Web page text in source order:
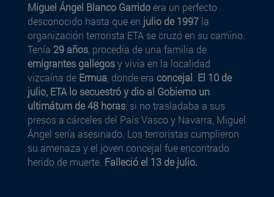
Miguel Ángel Blanco Garridoera un perfecto
desconocido hasta que en julio de 1997la
organización terrorista ETA se cruzó en su camino.
Tenía 29 años, procedía de una familia de
emigrantes gallegosy vivía en la localidad
vizcaína de Ermua , donde era concejal. El 10 de
julio, ETA lo secuestró y dio al Gobierno un
ultimátum de 48 horas: si no trasladaba a sus
presos a cárceles del País Vasco y Navarra, Miguel
Ángel sería asesinado. Los terroristas cumplieron
su amenaza y el joven concejal fue encontrado
herido de muerte. Falleció el 13 de julio.